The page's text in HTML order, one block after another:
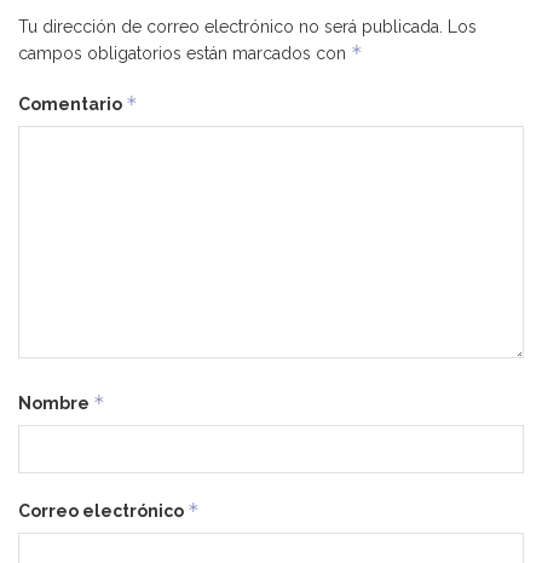
Tu dirección de correo electrónico no será publicada. Los
campos obligatorios están marcados con *
Comentario *
Nombre *
Correo electrónico *